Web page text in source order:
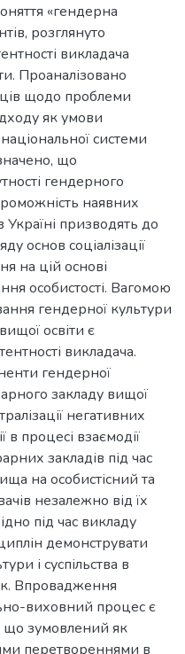
«гендерна
розглянуто
викладача
Проаналізовано
щодо проблеми
як умови
національної системи
що
гендерного
наявних
Україні призводять до
основ соціалізації
на цій основі
особистості. Вагомою
гендерної культури
освіти є
викладача.
гендерної
закладу вищої
негативних
в процесі взаємодії
закладів під час
на особистісний та
незалежно від їх
під час викладу
демонструвати
і суспільства в
Впровадження
виховний процес є
що зумовлений як
перетвореннями в